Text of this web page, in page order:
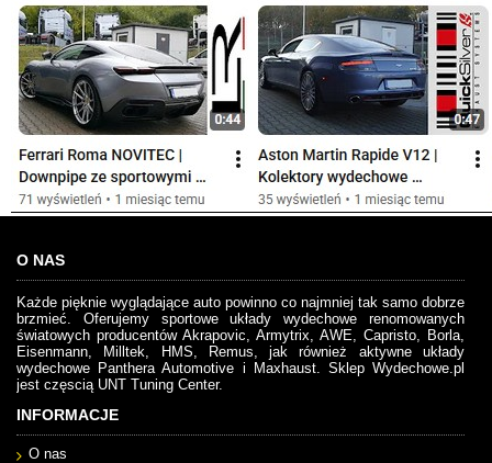
O NAS
Każde pięknie wyglądające auto powinno co najmniej tak samo dobrze
brzmieć. Oferujemy sportowe układy wydechowe renomowanych
światowych producentów Akrapovic, Armytrix, AWE, Capristo, Borla,
Eisenmann, Milltek, HMS, Remus, jak również aktywne układy
wydechowe Panthera Automotive i Maxhaust. Sklep Wydechowe.pl
jest częscią UNT Tuning Center.
INFORMACJE
O nas